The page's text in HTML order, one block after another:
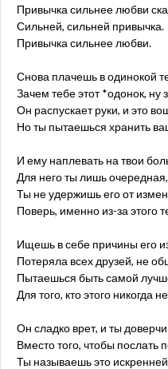
Привычка сильнее любви
Сильней, сильней привычка.
Привычка сильнее любви.
Снова плачешь в одинокой
Зачем тебе этот *одонок, ну
Он распускает руки, и это
Но ты пытаешься хранить
И ему наплевать на твои
Для него ты лишь
Ты не удержишь его от
Поверь, именно из-за этого
Ищешь в себе причины его
Потеряла всех друзей, не
Пытаешься быть самой
Для того, кто этого никогда
Он сладко врет, и ты
Вместо того, чтобы послать
Ты называешь это